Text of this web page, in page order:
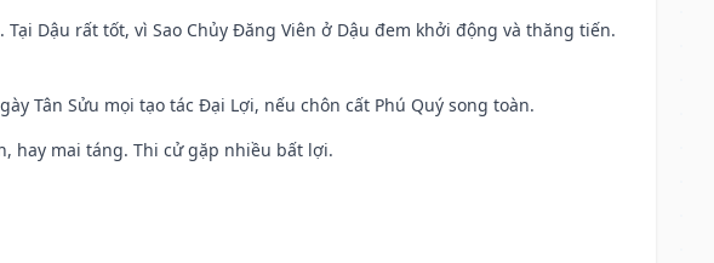
Dậu rất tốt, vì Sao Chủy Đăng Viên ở Dậu đem khởi động và thăng tiến.
Tân Sửu mọi tạo tác Đại Lợi, nếu chôn cất Phú Quý song toàn.
hay mai táng. Thi cử gặp nhiều bất lợi.